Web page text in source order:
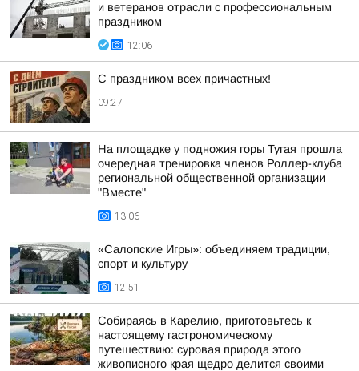
и ветеранов отрасли с профессиональным
праздником
12:06
С праздником всех причастных!
09:27
На площадке у подножия горы Тугая прошла
очередная тренировка членов Роллер-клуба
региональной общественной организации
"Вместе"
13:06
«Салопские Игры»: объединяем традиции,
спорт и культуру
12:51
Собираясь в Карелию, приготовьтесь к
настоящему гастрономическому
путешествию: суровая природа этого
живописного края щедро делится своими